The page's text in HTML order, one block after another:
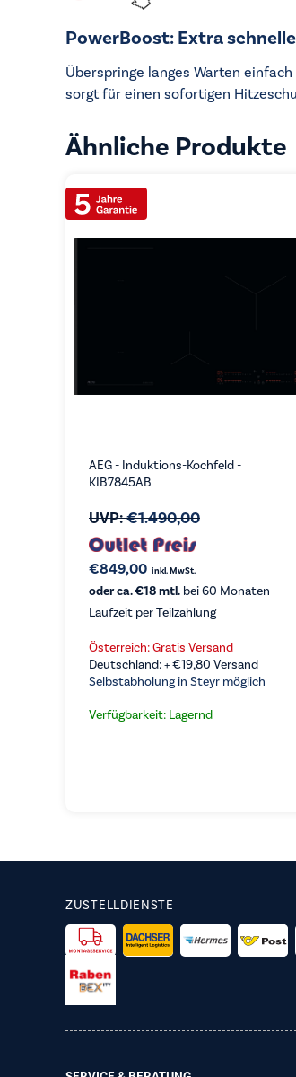
PowerBoost: Extra
Überspringe langes Warten
sorgt für einen sofortigen
Ähnliche Produkte
AEG - Induktions-Kochfeld -
KIB7845AB
UVP:€1.490,00
€849,00 inkl. MwSt.
oder ca. €18 mtl. bei 60 Monaten
Laufzeit per Teilzahlung
Österreich: Gratis Versand
Deutschland: +€19,80 Versand
Selbstabholung in Steyr möglich
Verfügbarkeit: Lagernd
ZUSTELLDIENSTE